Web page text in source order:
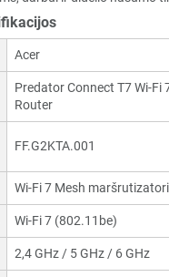
Acer
Predator Connect T7 Wi-Fi
Router
FF.G2KTA.001
Wi-Fi 7 Mesh
Wi-Fi 7 (802.11be)
2,4 GHz / 5 GHz / 6 GHz